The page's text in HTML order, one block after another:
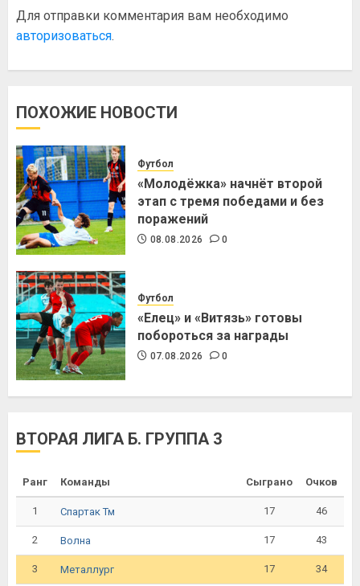
Для отправки комментария вам необходимо
авторизоваться.
ПОХОЖИЕ НОВОСТИ
Футбол
«Молодёжка» начнёт второй
этап с тремя победами и без
поражений
08.08.2026 0
Футбол
«Елец» и «Витязь» готовы
побороться за награды
07.08.2026 0
ВТОРАЯ ЛИГА Б. ГРУППА 3
Ранг Команды Сыграно Очков
1 Спартак Тм 17 46
2 Волна 17 43
3 Металлург 17 34